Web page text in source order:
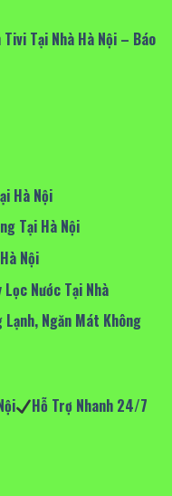
Tại Nhà Hà Nội – Báo
Hà Nội
Tại Hà Nội
Nội
Nước Tại Nhà
Lạnh, Ngăn Mát Không
Hỗ Trợ Nhanh 24/7